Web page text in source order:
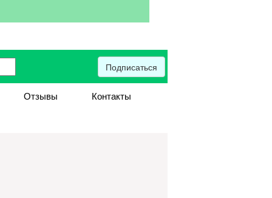
Подписаться
Отзывы
Контакты